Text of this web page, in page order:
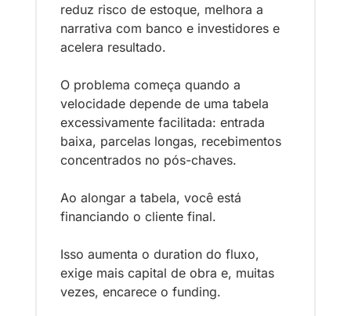
reduz risco de estoque, melhora a
narrativa com banco e investidores e
acelera resultado.
O problema começa quando a
velocidade depende de uma tabela
excessivamente facilitada: entrada
baixa, parcelas longas, recebimentos
concentrados no pós-chaves.
Ao alongar a tabela, você está
financiando o cliente final.
Isso aumenta o duration do fluxo,
exige mais capital de obra e, muitas
vezes, encarece o funding.